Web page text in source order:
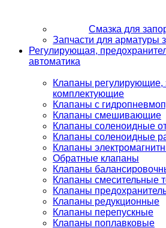
Смазка для
Запчасти для арматуры
Регулирующая,
автоматика
Клапаны регулирующие,
комплектующие
Клапаны с
Клапаны смешивающие
Клапаны соленоидные
Клапаны соленоидные
Клапаны
Обратные клапаны
Клапаны
Клапаны смесительные
Клапаны
Клапаны редукционные
Клапаны перепускные
Клапаны поплавковые